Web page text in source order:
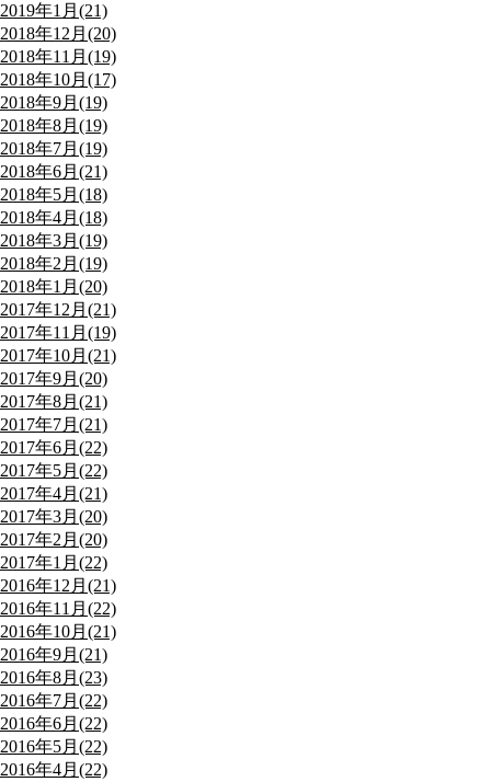
2019年1月(21)
2018年12月(20)
2018年11月(19)
2018年10月(17)
2018年9月(19)
2018年8月(19)
2018年7月(19)
2018年6月(21)
2018年5月(18)
2018年4月(18)
2018年3月(19)
2018年2月(19)
2018年1月(20)
2017年12月(21)
2017年11月(19)
2017年10月(21)
2017年9月(20)
2017年8月(21)
2017年7月(21)
2017年6月(22)
2017年5月(22)
2017年4月(21)
2017年3月(20)
2017年2月(20)
2017年1月(22)
2016年12月(21)
2016年11月(22)
2016年10月(21)
2016年9月(21)
2016年8月(23)
2016年7月(22)
2016年6月(22)
2016年5月(22)
2016年4月(22)